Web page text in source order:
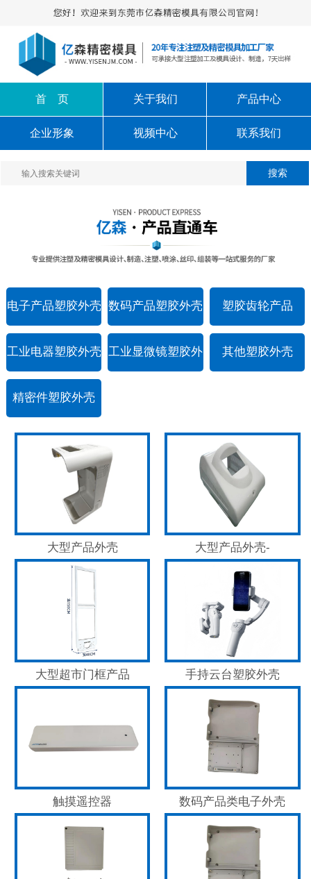
首 页 关于我们 产品中心
企业形象 视频中心 联系我们
电子产品塑胶外壳 数码产品塑胶外壳 塑胶齿轮产品
工业电器塑胶外壳 工业显微镜塑胶外 其他塑胶外壳
精密件塑胶外壳
大型产品外壳 大型产品外壳-
大型超市门框产品 手持云台塑胶外壳
触摸遥控器 数码产品类电子外壳